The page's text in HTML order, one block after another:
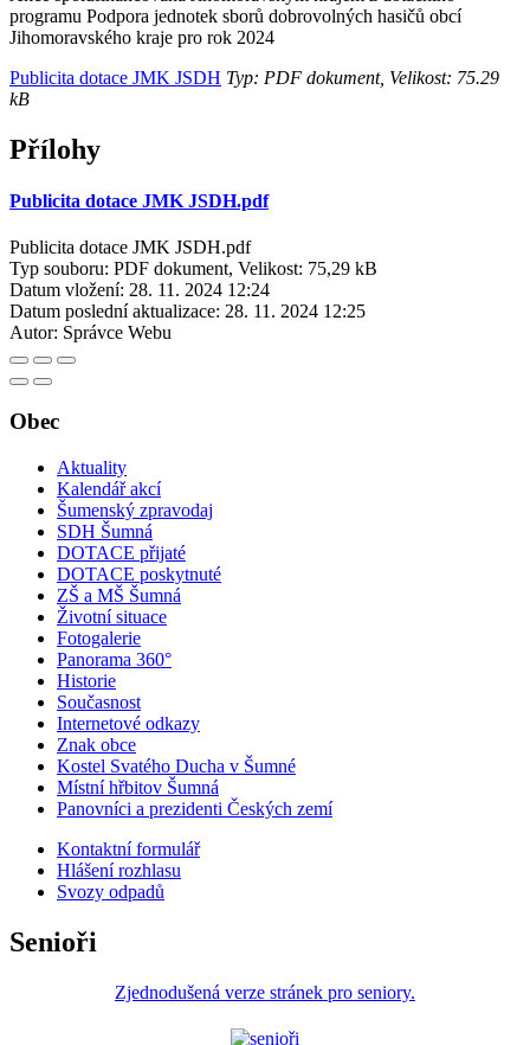
programu Podpora jednotek sborů dobrovolných hasičů obcí
Jihomoravského kraje pro rok 2024
Publicita dotace JMK JSDH Typ: PDF dokument, Velikost: 75.29
kB
Přílohy
Publicita dotace JMK JSDH.pdf
Publicita dotace JMK JSDH.pdf
Typ souboru: PDF dokument, Velikost: 75,29 kB
Datum vložení: 28. 11. 2024 12:24
Datum poslední aktualizace: 28. 11. 2024 12:25
Autor: Správce Webu
Obec
Aktuality
Kalendář akcí
Šumenský zpravodaj
SDH Šumná
DOTACE přijaté
DOTACE poskytnuté
ZŠ a MŠ Šumná
Životní situace
Fotogalerie
Panorama 360°
Historie
Současnost
Internetové odkazy
Znak obce
Kostel Svatého Ducha v Šumné
Místní hřbitov Šumná
Panovníci a prezidenti Českých zemí
Kontaktní formulář
Hlášení rozhlasu
Svozy odpadů
Senioři
Zjednodušená verze stránek pro seniory.